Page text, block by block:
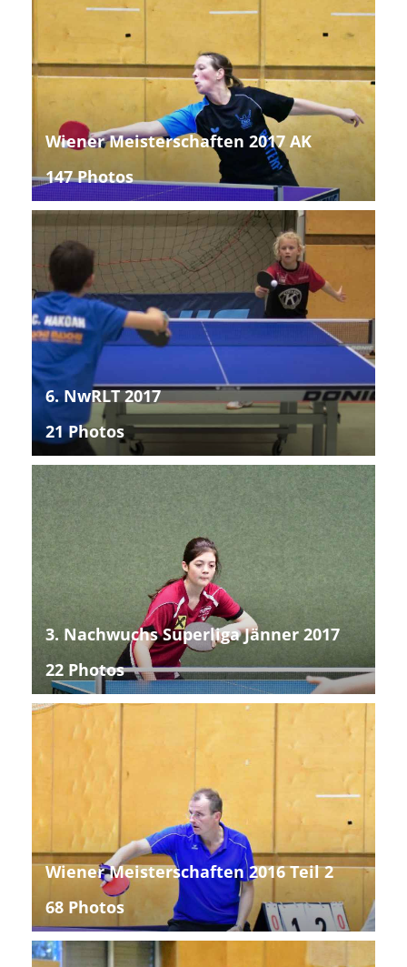
Wiener Meisterschaften 2017 AK
147 Photos
6. NwRLT 2017
21 Photos
3. Nachwuchs Superliga Jänner 2017
22 Photos
Wiener Meisterschaften 2016 Teil 2
68 Photos